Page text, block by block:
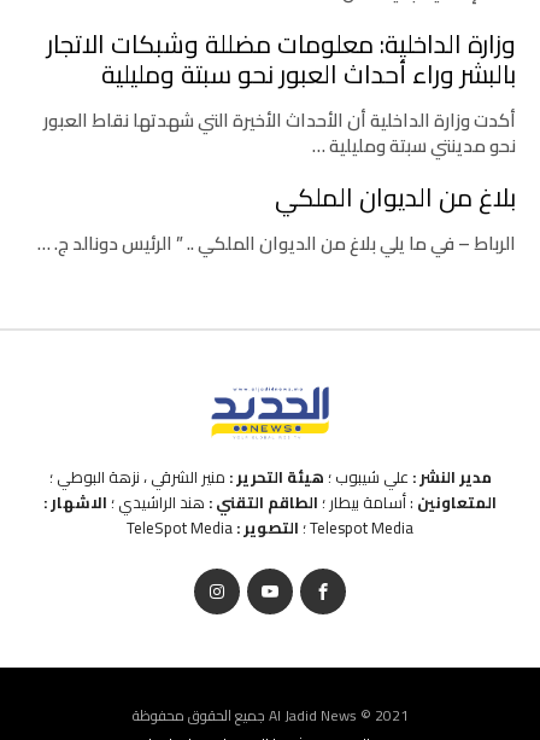
وزارة الداخلية: معلومات مضللة وشبكات الاتجار
بالبشر وراء أحداث العبور نحو سبتة ومليلية
أكدت وزارة الداخلية أن الأحداث الأخيرة التي شهدتها نقاط العبور
نحو مدينتي سبتة ومليلية …
بلاغ من الديوان الملكي
الرباط – في ما يلي بلاغ من الديوان الملكي .. ” الرئيس دونالد ج. …
مدير النشر : علي شيبوب ؛ هيئة التحرير : منير الشرقي ، نزهة البوطي ؛
المتعاونين : أسامة بيطار ؛ الطاقم التقني : هند الراشيدي ؛ الاشهار :
Telespot Media ؛ التصوير :TeleSpot Media
Al Jadid News © 2021 جميع الحقوق محفوظة